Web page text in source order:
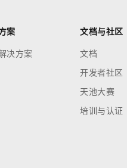
案
决方案
文档与社区
文档
开发者社区
天池大赛
培训与认证